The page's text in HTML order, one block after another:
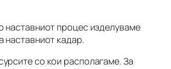
процес изделуваме
наставниот кадар.
со кои располагаме. За